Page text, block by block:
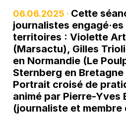
06.06.2025 · Cette
journalistes
territoires : Violette
(Marsactu), Gilles
en Normandie (Le
Sternberg en
Portrait croisé de
animé par Pierre-Yves
(journaliste et membre